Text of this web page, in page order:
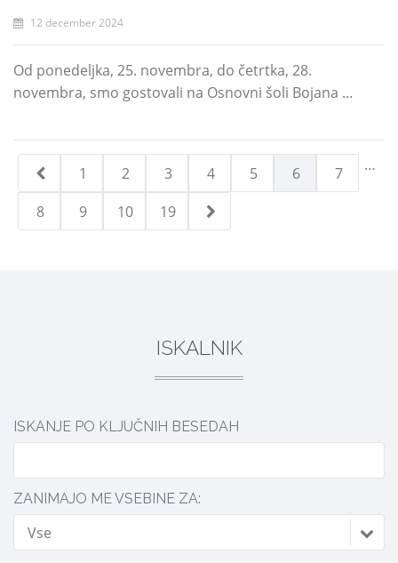
12 december 2024
Od ponedeljka, 25. novembra, do četrtka, 28.
novembra, smo gostovali na Osnovni šoli Bojana ...
1 2 3 4 5 6
7
8
9 10
…
19
ISKALNIK
ISKANJE PO KLJUČNIH BESEDAH
ZANIMAJO ME VSEBINE ZA:
Vse